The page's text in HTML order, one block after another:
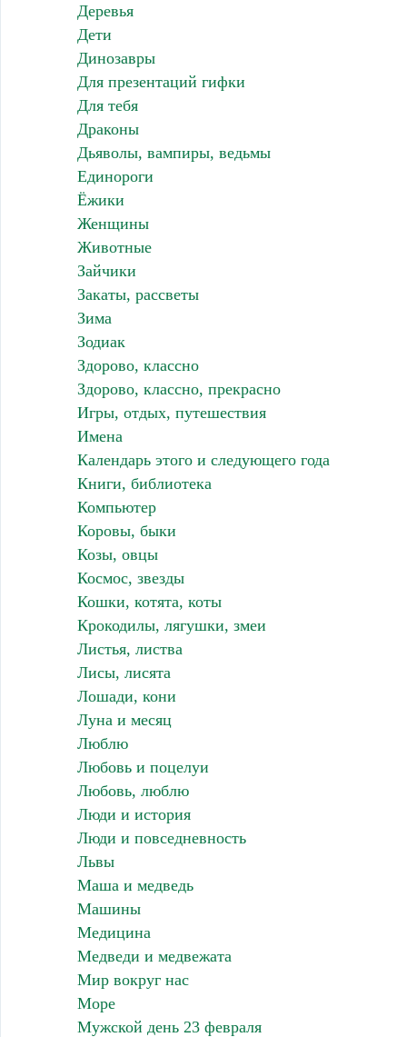
Деревья
Дети
Динозавры
Для презентаций гифки
Для тебя
Драконы
Дьяволы, вампиры, ведьмы
Единороги
Ёжики
Женщины
Животные
Зайчики
Закаты, рассветы
Зима
Зодиак
Здорово, классно
Здорово, классно, прекрасно
Игры, отдых, путешествия
Имена
Календарь этого и следующего года
Книги, библиотека
Компьютер
Коровы, быки
Козы, овцы
Космос, звезды
Кошки, котята, коты
Крокодилы, лягушки, змеи
Листья, листва
Лисы, лисята
Лошади, кони
Луна и месяц
Люблю
Любовь и поцелуи
Любовь, люблю
Люди и история
Люди и повседневность
Львы
Маша и медведь
Машины
Медицина
Медведи и медвежата
Мир вокруг нас
Море
Мужской день 23 февраля